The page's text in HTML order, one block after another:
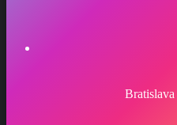
Bratislava